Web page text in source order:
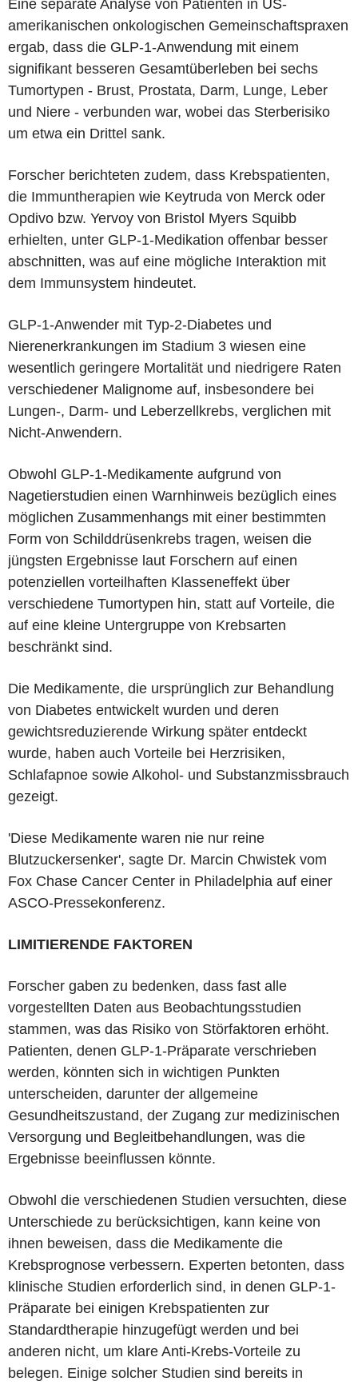
Eine separate Analyse von Patienten in US-
amerikanischen onkologischen Gemeinschaftspraxen
ergab, dass die GLP-1-Anwendung mit einem
signifikant besseren Gesamtüberleben bei sechs
Tumortypen - Brust, Prostata, Darm, Lunge, Leber
und Niere - verbunden war, wobei das Sterberisiko
um etwa ein Drittel sank.
Forscher berichteten zudem, dass Krebspatienten,
die Immuntherapien wie Keytruda von Merck oder
Opdivo bzw. Yervoy von Bristol Myers Squibb
erhielten, unter GLP-1-Medikation offenbar besser
abschnitten, was auf eine mögliche Interaktion mit
dem Immunsystem hindeutet.
GLP-1-Anwender mit Typ-2-Diabetes und
Nierenerkrankungen im Stadium 3 wiesen eine
wesentlich geringere Mortalität und niedrigere Raten
verschiedener Malignome auf, insbesondere bei
Lungen-, Darm- und Leberzellkrebs, verglichen mit
Nicht-Anwendern.
Obwohl GLP-1-Medikamente aufgrund von
Nagetierstudien einen Warnhinweis bezüglich eines
möglichen Zusammenhangs mit einer bestimmten
Form von Schilddrüsenkrebs tragen, weisen die
jüngsten Ergebnisse laut Forschern auf einen
potenziellen vorteilhaften Klasseneffekt über
verschiedene Tumortypen hin, statt auf Vorteile, die
auf eine kleine Untergruppe von Krebsarten
beschränkt sind.
Die Medikamente, die ursprünglich zur Behandlung
von Diabetes entwickelt wurden und deren
gewichtsreduzierende Wirkung später entdeckt
wurde, haben auch Vorteile bei Herzrisiken,
Schlafapnoe sowie Alkohol- und Substanzmissbrauch
gezeigt.
'Diese Medikamente waren nie nur reine
Blutzuckersenker', sagte Dr. Marcin Chwistek vom
Fox Chase Cancer Center in Philadelphia auf einer
ASCO-Pressekonferenz.
LIMITIERENDE FAKTOREN
Forscher gaben zu bedenken, dass fast alle
vorgestellten Daten aus Beobachtungsstudien
stammen, was das Risiko von Störfaktoren erhöht.
Patienten, denen GLP-1-Präparate verschrieben
werden, könnten sich in wichtigen Punkten
unterscheiden, darunter der allgemeine
Gesundheitszustand, der Zugang zur medizinischen
Versorgung und Begleitbehandlungen, was die
Ergebnisse beeinflussen könnte.
Obwohl die verschiedenen Studien versuchten, diese
Unterschiede zu berücksichtigen, kann keine von
ihnen beweisen, dass die Medikamente die
Krebsprognose verbessern. Experten betonten, dass
klinische Studien erforderlich sind, in denen GLP-1-
Präparate bei einigen Krebspatienten zur
Standardtherapie hinzugefügt werden und bei
anderen nicht, um klare Anti-Krebs-Vorteile zu
belegen. Einige solcher Studien sind bereits in